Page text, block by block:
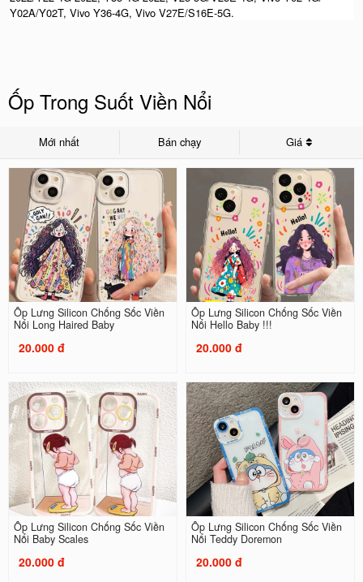
Y02A/Y02T, Vivo Y36-4G, Vivo V27E/S16E-5G.
Ốp Trong Suốt Viền Nổi
Mới nhất Bán chạy Giá
Ốp Lưng Silicon Chống Sốc Viền
Nổi Long Haired Baby
20.000 đ
Ốp Lưng Silicon Chống Sốc Viền
Nổi Hello Baby !!!
20.000 đ
Ốp Lưng Silicon Chống Sốc Viền
Nổi Baby Scales
20.000 đ
Ốp Lưng Silicon Chống Sốc Viền
Nổi Teddy Doremon
20.000 đ